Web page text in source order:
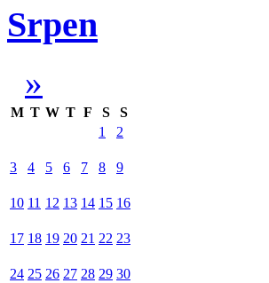
Srpen
»
M T W T F S
S
1
2
3 4 5 6 7 8 9
10 11 12 13 14 15 16
17 18 19 20 21 22 23
24 25 26 27 28 29 30